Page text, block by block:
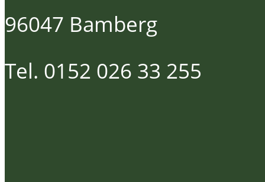
96047 Bamberg
Tel. 0152 026 33 255